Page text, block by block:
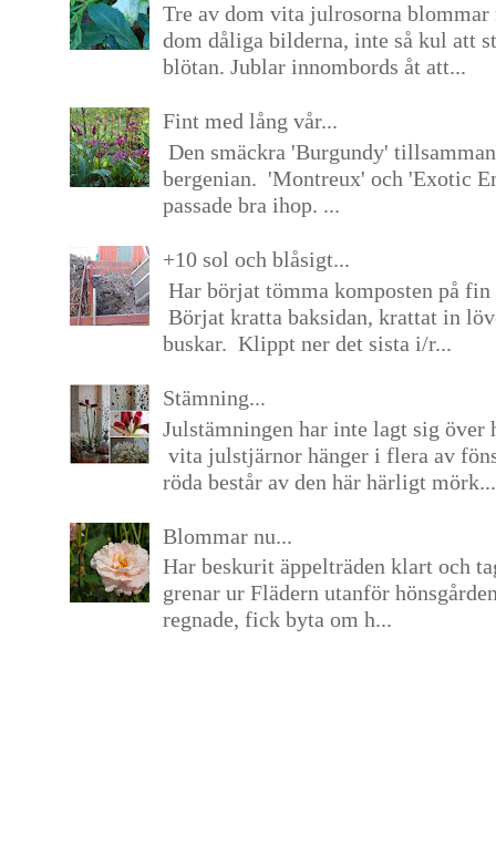
Tre av dom vita julrosorna blommar
dom dåliga bilderna, inte så kul att
blötan. Jublar innombords åt att...
Fint med lång vår...
Den smäckra 'Burgundy'
bergenian. 'Montreux' och 'Exotic
passade bra ihop. ...
+10 sol och blåsigt...
Har börjat tömma komposten på
Börjat kratta baksidan, krattat in
buskar. Klippt ner det sista i/r...
Stämning...
Julstämningen har inte lagt sig över
vita julstjärnor hänger i flera av
röda består av den här härligt mörk...
Blommar nu...
Har beskurit äppelträden klart och
grenar ur Flädern utanför
regnade, fick byta om h...